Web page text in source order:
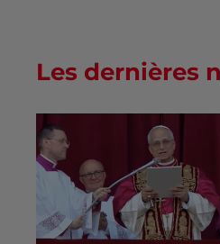
Les dernières